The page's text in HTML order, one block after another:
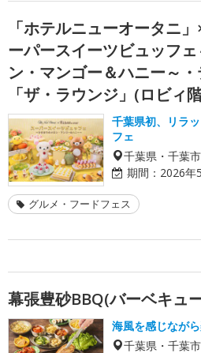
「ホテルニューオータニ
ーパースイーツビュッフ
ン・マンゴー＆ハニー～
「ザ・ラウンジ」(ロビィ
千葉県初、リラ
フェ
千葉県・千葉
期間： 2026年
グルメ・フードフェス
幕張豊砂BBQ(バーベキュ
海風を感じなが
千葉県・千葉